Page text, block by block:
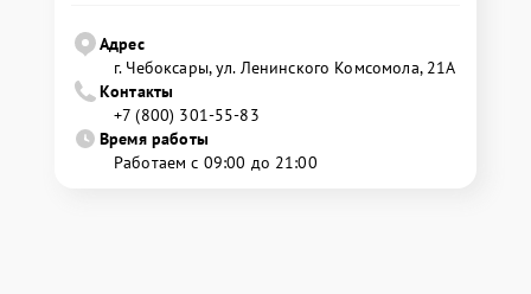
Адрес
г. Чебоксары, ул. Ленинского Комсомола, 21А
Контакты
+7 (800) 301-55-83
Время работы
Работаем с 09:00 до 21:00